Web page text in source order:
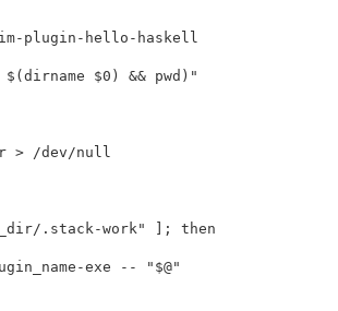
$( dirname $0 ) && pwd ) "
> /dev/null
/.stack-work" ; then
-exe -- " $@"